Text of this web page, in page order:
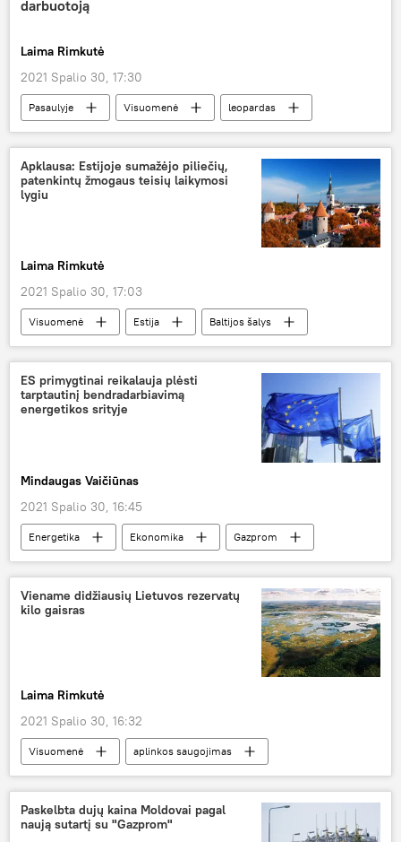
darbuotoją
Laima Rimkutė
2021 Spalio 30, 17:30
Pasaulyje Visuomenė leopardas
Apklausa: Estijoje sumažėjo piliečių,
patenkintų žmogaus teisių laikymosi
lygiu
Laima Rimkutė
2021 Spalio 30, 17:03
Visuomenė Estija
Baltijos šalys
žmogaus teisės
ES primygtinai reikalauja plėsti
tarptautinį bendradarbiavimą
energetikos srityje
Mindaugas Vaičiūnas
2021 Spalio 30, 16:45
Energetika Ekonomika
Gazprom
dujos
G20
Viename didžiausių Lietuvos rezervatų
kilo gaisras
Laima Rimkutė
2021 Spalio 30, 16:32
Visuomenė
aplinkos saugojimas
Kęstutis Mažeika
Paskelbta dujų kaina Moldovai pagal
naują sutartį su "Gazprom"